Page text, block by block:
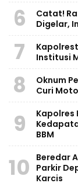
6
Catat!
Digelar,
7
Institusi
8
Oknum
Curi
9
Kapolres
BBM
10
Beredar
Parkir
Karcis